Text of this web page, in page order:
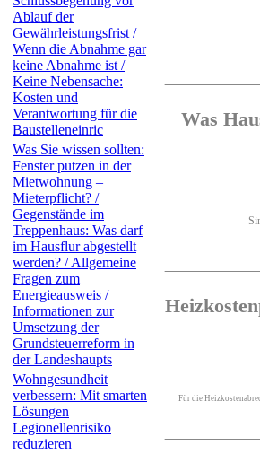
Ablauf der
Gewährleistungsfrist /
Wenn die Abnahme gar
keine Abnahme ist /
Keine Nebensache:
Kosten und
Verantwortung für die
Baustelleneinric
Was Sie wissen sollten:
Fenster putzen in der
Mietwohnung –
Mieterpflicht? /
Gegenstände im
Treppenhaus: Was darf
im Hausflur abgestellt
werden? / Allgemeine
Fragen zum
Energieausweis /
Informationen zur
Umsetzung der
Grundsteuerreform in
der Landeshaupts
Wohngesundheit
verbessern: Mit smarten
Lösungen
Legionellenrisiko
reduzieren
Was
Für die